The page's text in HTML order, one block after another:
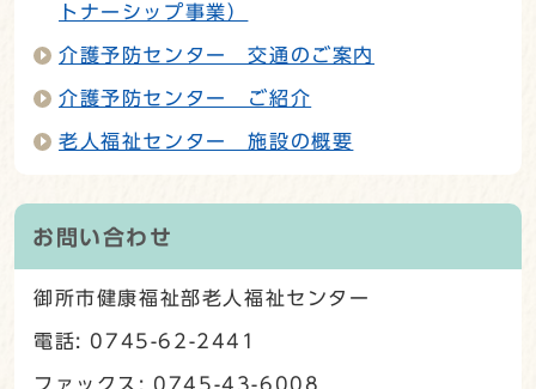
トナーシップ事業）
介護予防センター 交通のご案内
介護予防センター ご紹介
老人福祉センター 施設の概要
お問い合わせ
御所市健康福祉部老人福祉センター
電話: 0745-62-2441
ファックス: 0745-43-6008